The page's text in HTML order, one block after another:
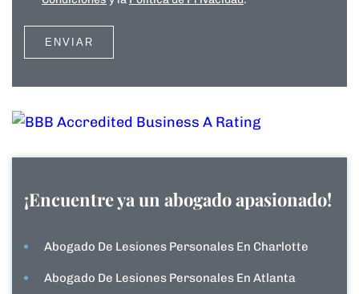
¡Encuentre ya un abogado apasionado!
Abogado De Lesiones Personales En Charlotte
Abogado De Lesiones Personales En Atlanta